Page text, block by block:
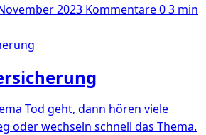
2023 Kommentare 03 min
Tod geht, dann hören viele
oder wechseln schnell das Thema.